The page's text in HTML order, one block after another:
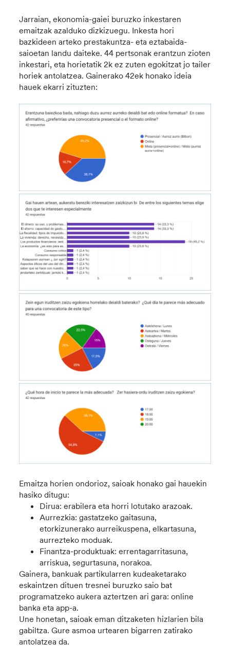
Jarraian, ekonomia-gaiei buruzko inkestaren
emaitzak azalduko dizkizuegu. Inkesta hori
bazkideen arteko prestakuntza- eta eztabaida-
saioetan landu daiteke. 44 pertsonak erantzun zioten
inkestari, eta horietatik 2k ez zuten egokitzat jo tailer
horiek antolatzea. Gainerako 42ek honako ideia
hauek ekarri zituzten:
Emaitza horien ondorioz, saioak honako gai hauekin
hasiko ditugu:
Dirua: erabilera eta horri lotutako arazoak.
Aurrezkia: gastatzeko gaitasuna,
etorkizunerako aurreikuspena, elkartasuna,
aurrezteko moduak.
Finantza-produktuak: errentagarritasuna,
arriskua, segurtasuna, norakoa.
Gainera, bankuak partikularren kudeaketarako
eskaintzen dituen tresnei buruzko saio bat
programatzeko aukera aztertzen ari gara: online
banka eta app-a.
Une honetan, saioak eman ditzaketen hizlarien bila
gabiltza. Gure asmoa urtearen bigarren zatirako
antolatzea da.